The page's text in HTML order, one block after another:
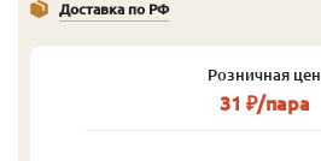
Доставка по РФ
Розничная
31 ₽/пара